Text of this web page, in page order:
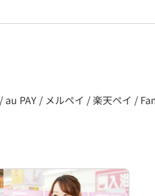
PAY / メルペイ / 楽天ペイ /